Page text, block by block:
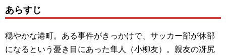
あらすじ
穏やかな港町。ある事件がきっかけで、サッカー部が休部
になるという憂き目にあった隼人（小柳友）。親友の冴尻